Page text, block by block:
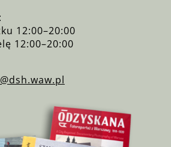
12:00–20:00
12:00–20:00